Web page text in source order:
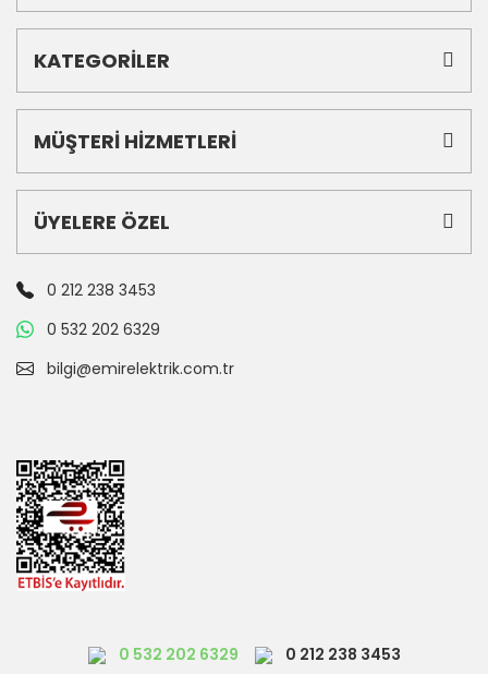
KATEGORİLER
MÜŞTERİ HİZMETLERİ
ÜYELERE ÖZEL
0 212 238 3453
0 532 202 6329
bilgi@emirelektrik.com.tr
0 532 202 6329 0 212 238 3453